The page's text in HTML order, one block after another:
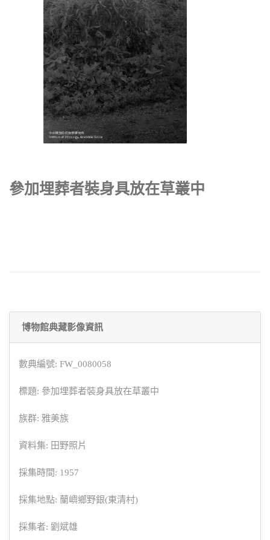
參加埋葬者裝身具放在草叢中
博物館典藏影像資訊
數典編號: FW_0080058
標題: 參加埋葬者裝身具放在草叢中
族群: 雅美族
資料集: 田野照片
採集時間: 1957
採集地點: 蘭嶼鄉野銀(東清村)
採集者: 劉斌雄